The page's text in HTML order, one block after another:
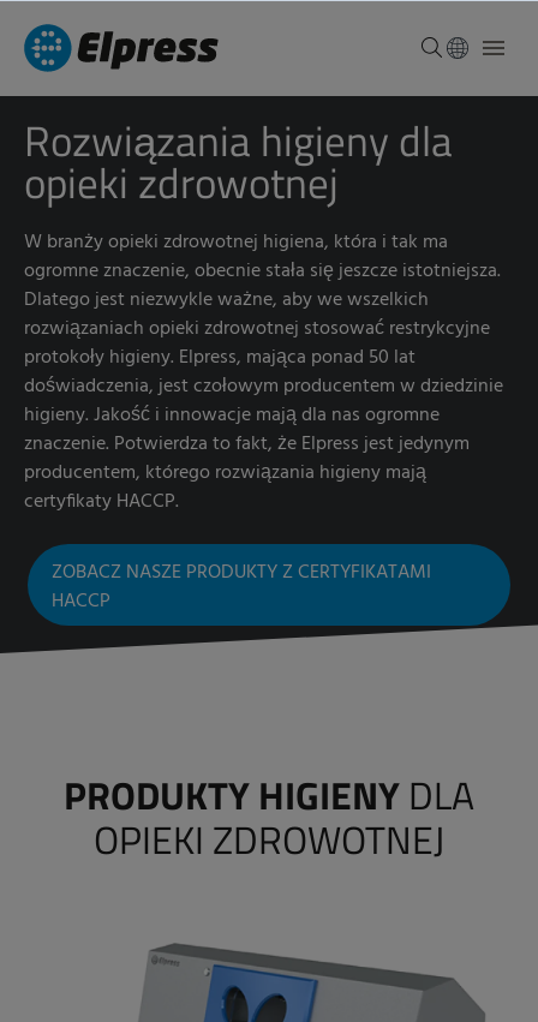
Rozwiązania higieny dla
opieki zdrowotnej
W branży opieki zdrowotnej higiena, która i tak ma
ogromne znaczenie, obecnie stała się jeszcze istotniejsza.
Dlatego jest niezwykle ważne, aby we wszelkich
rozwiązaniach opieki zdrowotnej stosować restrykcyjne
protokoły higieny. Elpress, mająca ponad 50 lat
doświadczenia, jest czołowym producentem w dziedzinie
higieny. Jakość i innowacje mają dla nas ogromne
znaczenie. Potwierdza to fakt, że Elpress jest jedynym
producentem, którego rozwiązania higieny mają
certyfikaty HACCP.
ZOBACZ NASZE PRODUKTY Z CERTYFIKATAMI
HACCP
PRODUKTY HIGIENYDLA
OPIEKI ZDROWOTNEJ